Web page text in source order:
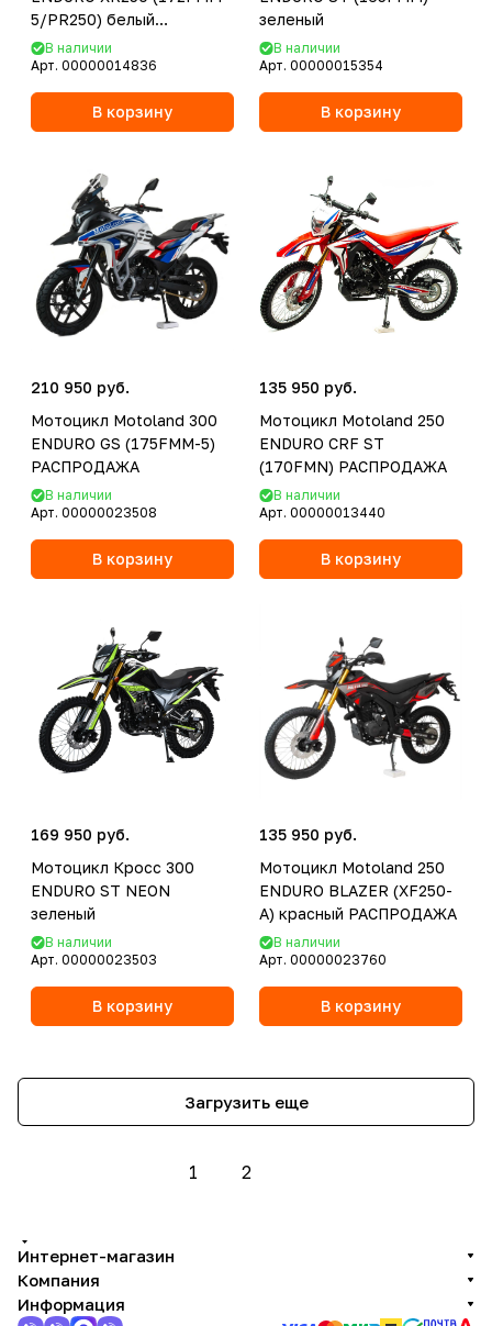
5/PR250) белый
РАСПРОДАЖА
В наличии
Арт. 00000014836
В корзину
зеленый
В наличии
Арт. 00000015354
В корзину
210 950 руб.
Мотоцикл Motoland 300
ENDURO GS (175FMM-5)
РАСПРОДАЖА
В наличии
Арт. 00000023508
В корзину
135 950 руб.
Мотоцикл Motoland 250
ENDURO CRF ST
(170FMN) РАСПРОДАЖА
В наличии
Арт. 00000013440
В корзину
169 950 руб.
Мотоцикл Кросс 300
ENDURO ST NEON
зеленый
В наличии
Арт. 00000023503
В корзину
135 950 руб.
Мотоцикл Motoland 250
ENDURO BLAZER (XF250-
A) красный РАСПРОДАЖА
В наличии
Арт. 00000023760
В корзину
Загрузить еще
1 2
Интернет-магазин
Компания
Информация